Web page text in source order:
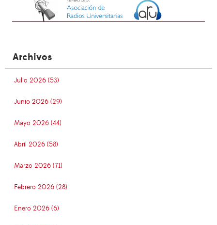
Archivos
Julio 2026 (53)
Junio 2026 (29)
Mayo 2026 (44)
Abril 2026 (58)
Marzo 2026 (71)
Febrero 2026 (28)
Enero 2026 (6)